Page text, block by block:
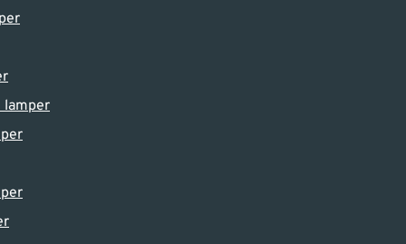
lamper